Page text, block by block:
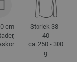
cm
Storlek 38 -
40
ca. 250 - 300
g